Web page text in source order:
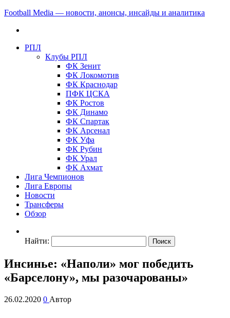
Football Media — новости, анонсы, инсайды и аналитика
РПЛ
Клубы РПЛ
ФК Зенит
ФК Локомотив
ФК Краснодар
ПФК ЦСКА
ФК Ростов
ФК Динамо
ФК Спартак
ФК Арсенал
ФК Уфа
ФК Рубин
ФК Урал
ФК Ахмат
Лига Чемпионов
Лига Европы
Новости
Трансферы
Обзор
Найти:
Инсинье: «Наполи» мог победить
«Барселону», мы разочарованы»
26.02.2020 0 Автор